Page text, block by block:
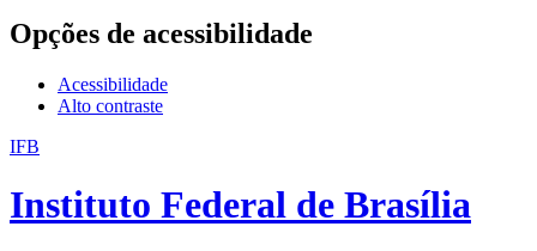
Opções de acessibilidade
Acessibilidade
Alto contraste
IFB
Instituto Federal de Brasília